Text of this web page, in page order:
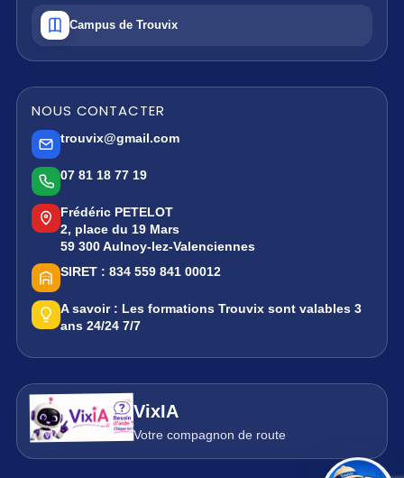
Campus de Trouvix
NOUS CONTACTER
trouvix@gmail.com
07 81 18 77 19
Frédéric PETELOT
2, place du 19 Mars
59 300 Aulnoy-lez-Valenciennes
SIRET : 834 559 841 00012
A savoir : Les formations Trouvix sont valables 3
ans 24/24 7/7
VixIA
Votre compagnon de route